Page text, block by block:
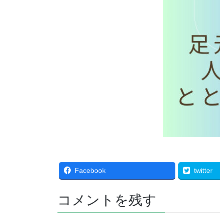
Facebook twitter
コメントを残す